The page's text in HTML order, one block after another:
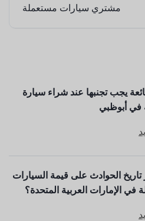
مشتري سيارات مستعملة
يجب تجنبها عند شراء سيارة
في أبوظبي
الحوادث على قيمة السيارات
في الإمارات العربية المتحدة؟